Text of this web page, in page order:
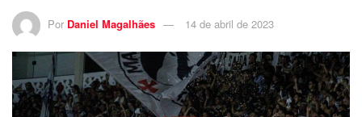
Por Daniel Magalhães 14 de abril de 2023